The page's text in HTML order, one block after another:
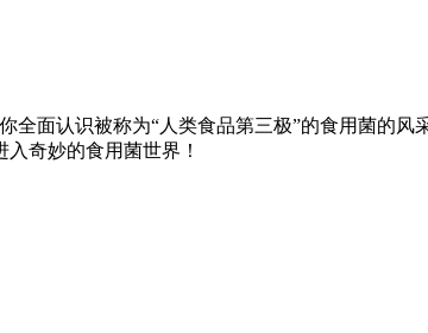
全面认识被称为“人类食品第三极”的食用菌的
奇妙的食用菌世界！